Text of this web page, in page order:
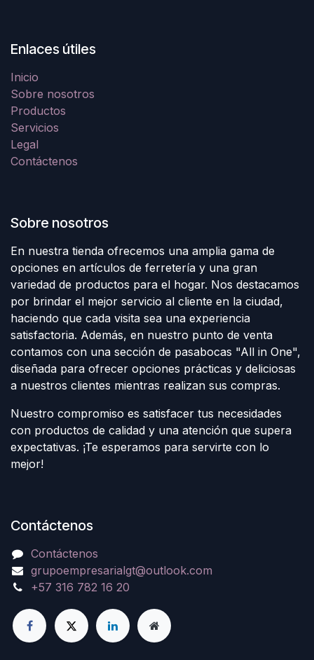
Enlaces útiles
Inicio
Sobre nosotros
Productos
Servicios
Legal
Contáctenos
Sobre nosotros
En nuestra tienda ofrecemos una amplia gama de
opciones en artículos de ferretería y una gran
variedad de productos para el hogar. Nos destacamos
por brindar el mejor servicio al cliente en la ciudad,
haciendo que cada visita sea una experiencia
satisfactoria. Además, en nuestro punto de venta
contamos con una sección de pasabocas "All in One",
diseñada para ofrecer opciones prácticas y deliciosas
a nuestros clientes mientras realizan sus compras.
Nuestro compromiso es satisfacer tus necesidades
con productos de calidad y una atención que supera
expectativas. ¡Te esperamos para servirte con lo
mejor!
Contáctenos
Contáctenos
grupoempresarialgt@outlook.com
+57 316 782 16 20